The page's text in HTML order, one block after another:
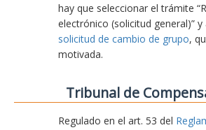
hay que seleccionar el trámite
electrónico (solicitud general)”
solicitud de cambio de grupo,
motivada.
Tribunal de
Regulado en el art. 53 del